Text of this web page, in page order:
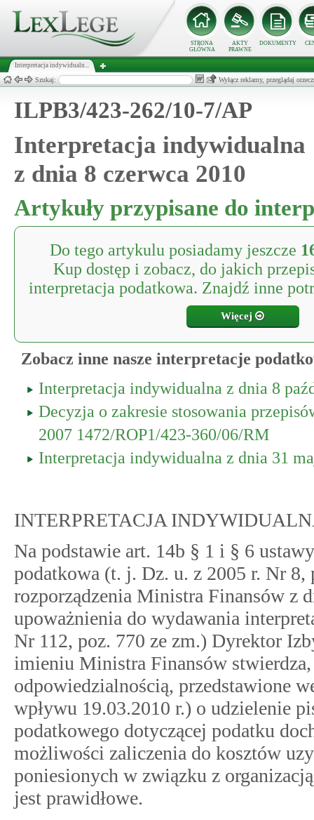
STRONA
GŁÓWNA
AKTY
PRAWNE
DOKUMENTY
Interpretacja indywidualn...
Szukaj: Wyłącz reklamy, przeglądaj
ILPB3/423-262/10-7/AP
Interpretacja indywidualna
z dnia 8 czerwca 2010
Artykuły przypisane do
Do tego artykulu posiadamy jeszcze
Kup dostęp i zobacz, do jakich
interpretacja podatkowa. Znajdź inne
Więcej
Zobacz inne nasze interpretacje
Interpretacja indywidualna z dnia 8
Decyzja o zakresie stosowania
2007 1472/ROP1/423-360/06/RM
Interpretacja indywidualna z dnia 31
INTERPRETACJA
Na podstawie art. 14b § 1 i § 6
podatkowa (t. j. Dz. u. z 2005 r. Nr 8,
rozporządzenia Ministra Finansów z
upoważnienia do wydawania
Nr 112, poz. 770 ze zm.) Dyrektor
imieniu Ministra Finansów
odpowiedzialnością, przedstawione
wpływu 19.03.2010 r.) o udzielenie
podatkowego dotyczącej podatku
możliwości zaliczenia do kosztów
poniesionych w związku z
jest prawidłowe.